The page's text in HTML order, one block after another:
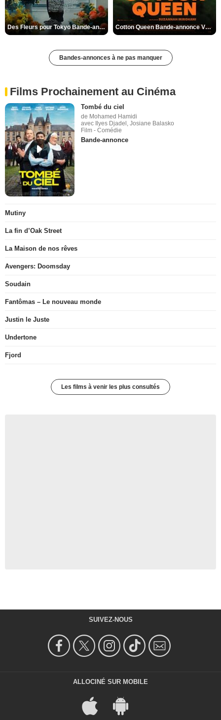
Des Fleurs pour Tokyo Bande-annonce VO STFR Cotton Queen Bande-annonce VO STFR
Bandes-annonces à ne pas manquer
Films Prochainement au Cinéma
Tombé du ciel
de Mohamed Hamidi
avec Ilyes Djadel, Josiane Balasko
Film - Comédie
Bande-annonce
Mutiny
La fin d’Oak Street
La Maison de nos rêves
Avengers: Doomsday
Soudain
Fantômas – Le nouveau monde
Justin le Juste
Undertone
Fjord
Les films à venir les plus consultés
SUIVEZ-NOUS
ALLOCINÉ SUR MOBILE